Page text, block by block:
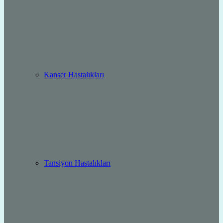
Kanser Hastalıkları
Tansiyon Hastalıkları